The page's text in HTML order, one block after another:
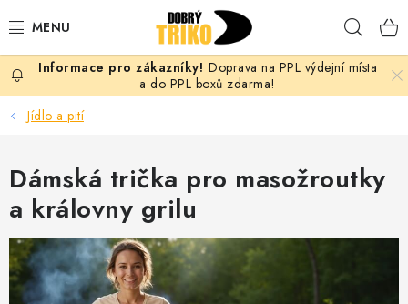
na
PRO ŽENY
PRO MUŽE
PRO DĚTI
DOPLŇKY
PRO PÁRY
Doprava na PPL výdejní místa
a do PPL boxů zdarma!
Jídlo a pití
Dámská trička pro masožroutky
a královny grilu